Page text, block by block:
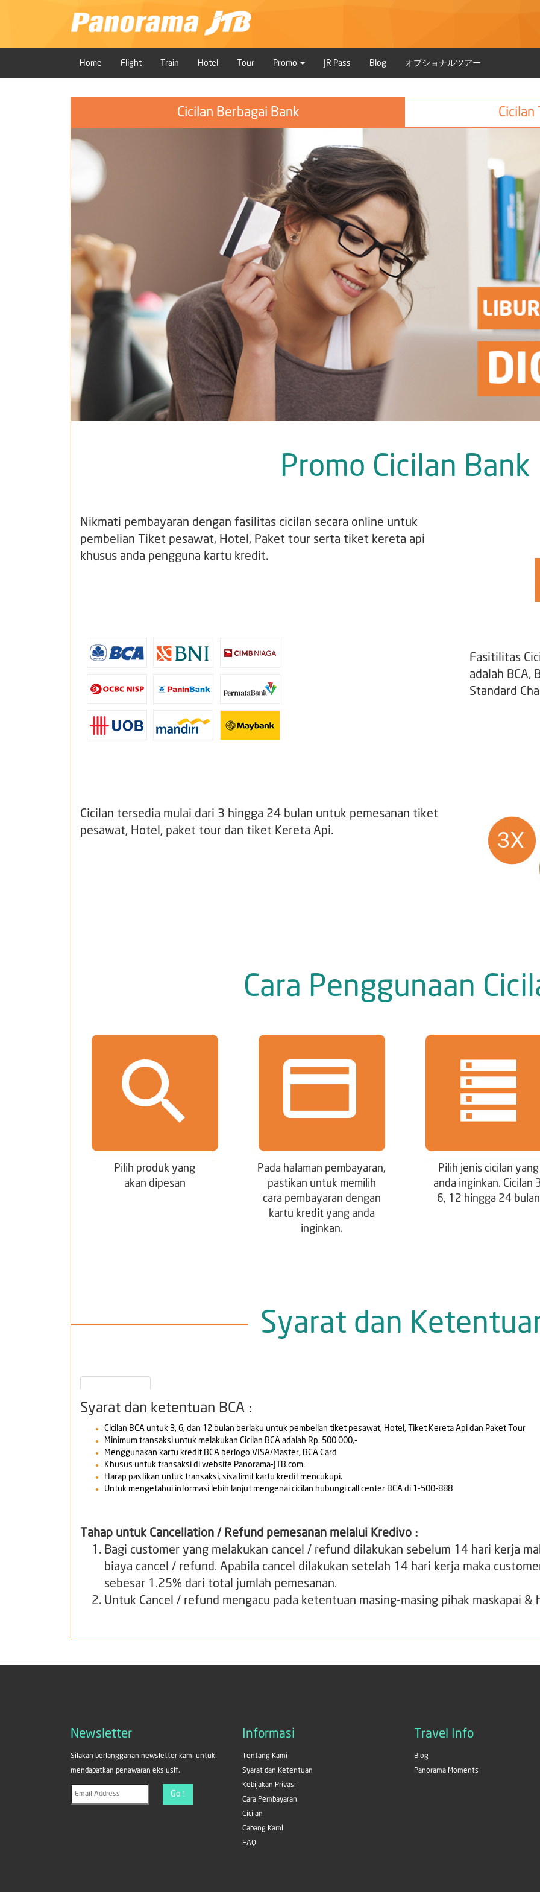
Home Flight Train Hotel Tour Promo JR Pass Blog オプショナルツアー
Cicilan Berbagai Bank Cicilan
Promo Cicilan Bank
Nikmati pembayaran dengan fasilitas cicilan secara online untuk
pembelian Tiket pesawat, Hotel, Paket tour serta tiket kereta api
khusus anda pengguna kartu kredit.
Fasitilitas
adalah BCA,
Standard
Cicilan tersedia mulai dari 3 hingga 24 bulan untuk pemesanan tiket
pesawat, Hotel, paket tour dan tiket Kereta Api.
Cara Penggunaan
Pilih produk yang
akan dipesan
Pada halaman pembayaran,
pastikan untuk memilih
cara pembayaran dengan
kartu kredit yang anda
inginkan.
Pilih jenis cicilan yang
anda inginkan. Cicilan
6, 12 hingga 24 bulan
Syarat dan
Syarat dan ketentuan BCA :
Cicilan BCA untuk 3, 6, dan 12 bulan berlaku untuk pembelian tiket pesawat, Hotel, Tiket Kereta Api dan Paket Tour
Minimum transaksi untuk melakukan Cicilan BCA adalah Rp. 500.000,-
Menggunakan kartu kredit BCA berlogo VISA/Master, BCA Card
Khusus untuk transaksi di website Panorama-JTB.com.
Harap pastikan untuk transaksi, sisa limit kartu kredit mencukupi.
Untuk mengetahui informasi lebih lanjut mengenai cicilan hubungi call center BCA di 1-500-888
Tahap untuk Cancellation / Refund pemesanan melalui Kredivo :
Bagi customer yang melakukan cancel / refund dilakukan sebelum 14 hari kerja
biaya cancel / refund. Apabila cancel dilakukan setelah 14 hari kerja maka
sebesar 1.25% dari total jumlah pemesanan.
Untuk Cancel / refund mengacu pada ketentuan masing-masing pihak maskapai &
Newsletter
Silakan berlangganan newsletter kami untuk
mendapatkan penawaran ekslusif.
Go !
Informasi
Tentang Kami
Syarat dan Ketentuan
Kebijakan Privasi
Cara Pembayaran
Cicilan
Cabang Kami
FAQ
Travel Info
Blog
Panorama Moments